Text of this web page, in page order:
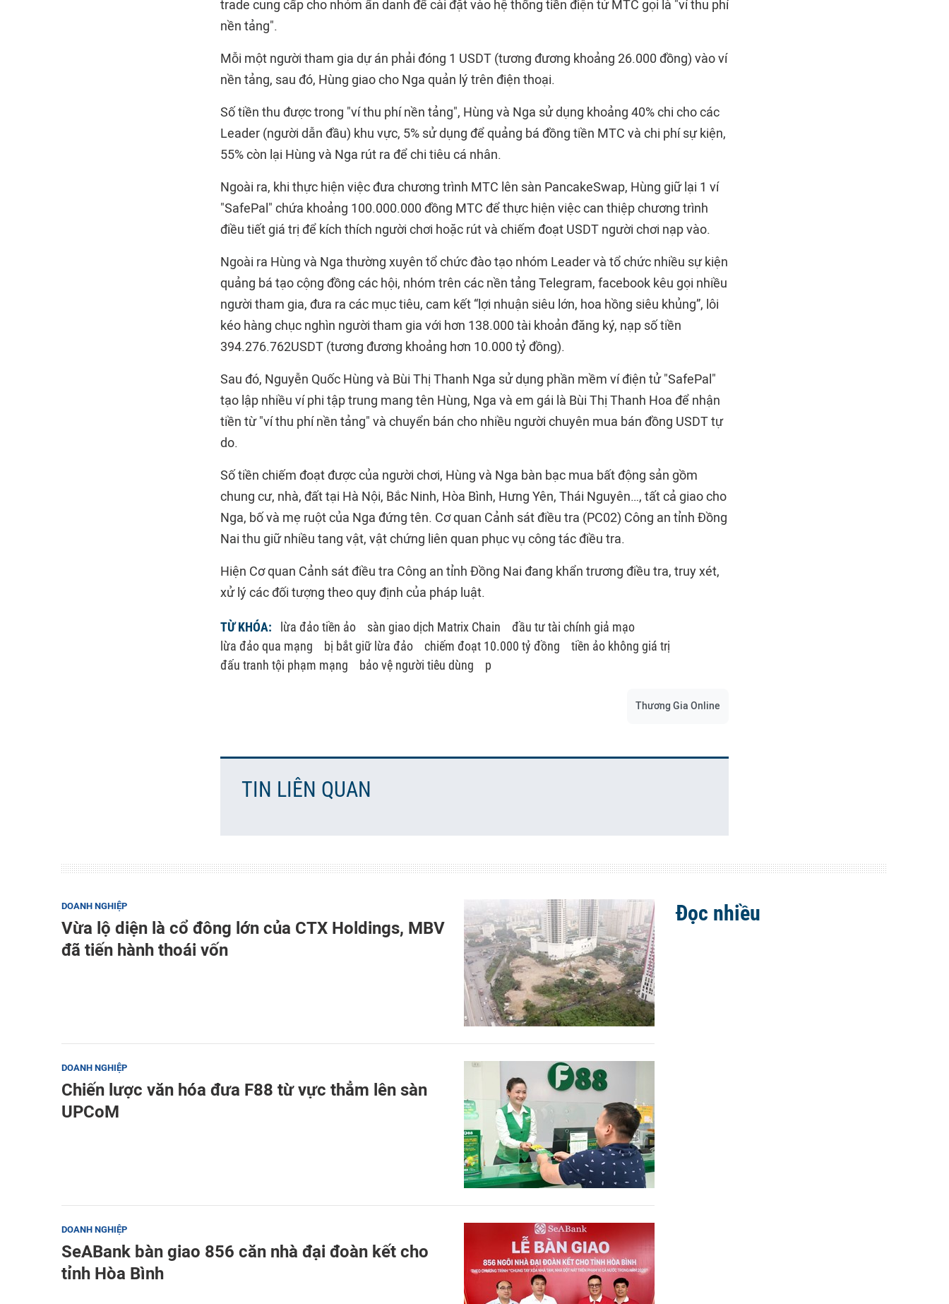
trade cung cấp cho nhóm ẩn danh để cài đặt vào hệ thống tiền điện tử MTC gọi là "ví thu phí
nền tảng".
Mỗi một người tham gia dự án phải đóng 1 USDT (tương đương khoảng 26.000 đồng) vào ví
nền tảng, sau đó, Hùng giao cho Nga quản lý trên điện thoại.
Số tiền thu được trong "ví thu phí nền tảng", Hùng và Nga sử dụng khoảng 40% chi cho các
Leader (người dẫn đầu) khu vực, 5% sử dụng để quảng bá đồng tiền MTC và chi phí sự kiện,
55% còn lại Hùng và Nga rút ra để chi tiêu cá nhân.
Ngoài ra, khi thực hiện việc đưa chương trình MTC lên sàn PancakeSwap, Hùng giữ lại 1 ví
"SafePal" chứa khoảng 100.000.000 đồng MTC để thực hiện việc can thiệp chương trình
điều tiết giá trị để kích thích người chơi hoặc rút và chiếm đoạt USDT người chơi nạp vào.
Ngoài ra Hùng và Nga thường xuyên tổ chức đào tạo nhóm Leader và tổ chức nhiều sự kiện
quảng bá tạo cộng đồng các hội, nhóm trên các nền tảng Telegram, facebook kêu gọi nhiều
người tham gia, đưa ra các mục tiêu, cam kết “lợi nhuận siêu lớn, hoa hồng siêu khủng”, lôi
kéo hàng chục nghìn người tham gia với hơn 138.000 tài khoản đăng ký, nạp số tiền
394.276.762USDT (tương đương khoảng hơn 10.000 tỷ đồng).
Sau đó, Nguyễn Quốc Hùng và Bùi Thị Thanh Nga sử dụng phần mềm ví điện tử "SafePal"
tạo lập nhiều ví phi tập trung mang tên Hùng, Nga và em gái là Bùi Thị Thanh Hoa để nhận
tiền từ "ví thu phí nền tảng" và chuyển bán cho nhiều người chuyên mua bán đồng USDT tự
do.
Số tiền chiếm đoạt được của người chơi, Hùng và Nga bàn bạc mua bất động sản gồm
chung cư, nhà, đất tại Hà Nội, Bắc Ninh, Hòa Bình, Hưng Yên, Thái Nguyên…, tất cả giao cho
Nga, bố và mẹ ruột của Nga đứng tên. Cơ quan Cảnh sát điều tra (PC02) Công an tỉnh Đồng
Nai thu giữ nhiều tang vật, vật chứng liên quan phục vụ công tác điều tra.
Hiện Cơ quan Cảnh sát điều tra Công an tỉnh Đồng Nai đang khẩn trương điều tra, truy xét,
xử lý các đối tượng theo quy định của pháp luật.
TỪ KHÓA: lừa đảo tiền ảo sàn giao dịch Matrix Chain
đầu tư tài chính giả mạo
lừa đảo qua mạng
bị bắt giữ lừa đảo chiếm đoạt 10.000 tỷ đồng
tiền ảo không giá trị
đấu tranh tội phạm mạng
bảo vệ người tiêu dùng p
Thương Gia Online
TIN LIÊN QUAN
DOANH NGHIỆP
Vừa lộ diện là cổ đông lớn của CTX Holdings, MBV
đã tiến hành thoái vốn
DOANH NGHIỆP
Chiến lược văn hóa đưa F88 từ vực thẳm lên sàn
UPCoM
DOANH NGHIỆP
SeABank bàn giao 856 căn nhà đại đoàn kết cho
tỉnh Hòa Bình
Đọc nhiều